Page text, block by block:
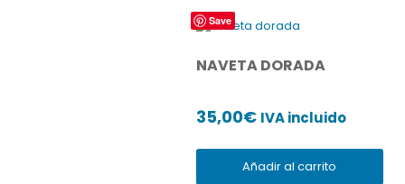
Save
NAVETA DORADA
35,00€ IVA incluido
Añadir al carrito